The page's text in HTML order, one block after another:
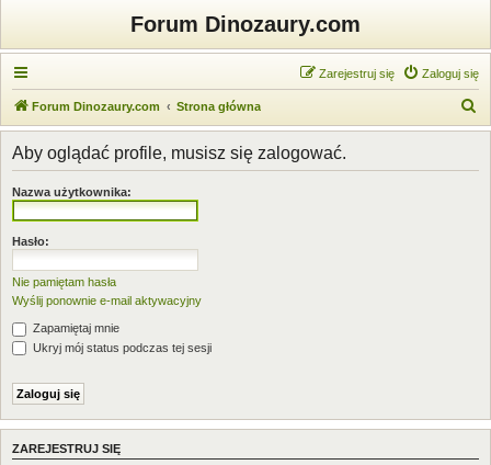
Forum Dinozaury.com
Zaloguj się
Zarejestruj się
Forum Dinozaury.com Strona główna
z
Aby oglądać profile, musisz się zalogować.
Nazwa użytkownika:
Hasło:
Nie pamiętam hasła
Wyślij ponownie e-mail aktywacyjny
Zapamiętaj mnie
Ukryj mój status podczas tej sesji
ZAREJESTRUJ SIĘ